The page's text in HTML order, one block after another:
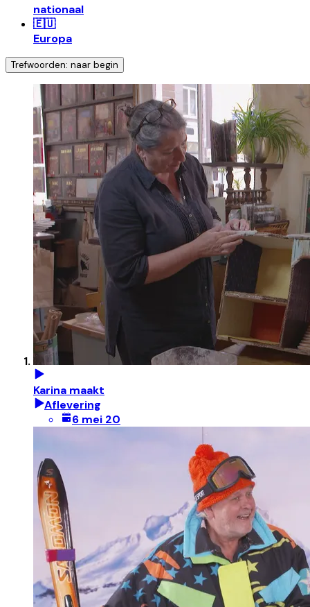
nationaal
🇪🇺
Europa
Trefwoorden: naar begin
Karina maakt
Aflevering
6 mei 20